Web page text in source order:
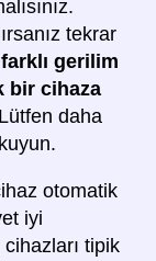
tekrar
gerilim
bir cihaza
Lütfen daha
otomatik
iyi
tipik